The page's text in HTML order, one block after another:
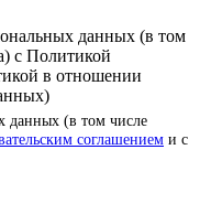
данных (в том
с Политикой
в отношении
данных (в том числе
соглашением и с